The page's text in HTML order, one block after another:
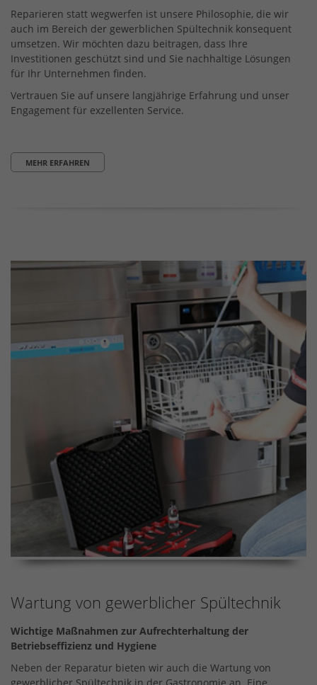
Reparieren statt wegwerfen ist unsere Philosophie, die wir
auch im Bereich der gewerblichen Spültechnik konsequent
umsetzen. Wir möchten dazu beitragen, dass Ihre
Investitionen geschützt sind und Sie nachhaltige Lösungen
für Ihr Unternehmen finden.
Vertrauen Sie auf unsere langjährige Erfahrung und unser
Engagement für exzellenten Service.
MEHR ERFAHREN
Wartung von gewerblicher Spültechnik
Wichtige Maßnahmen zur Aufrechterhaltung der
Betriebseffizienz und Hygiene
Neben der Reparatur bieten wir auch die Wartung von
gewerblicher Spültechnik in der Gastronomie an. Eine